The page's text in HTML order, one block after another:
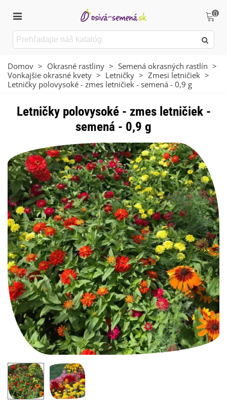
0
Domov > Okrasné rastliny > Semená okrasných rastlín >
Vonkajšie okrasné kvety > Letničky > Zmesi letničiek >
Letničky polovysoké - zmes letničiek - semená - 0,9 g
Letničky polovysoké - zmes letničiek -
semená - 0,9 g